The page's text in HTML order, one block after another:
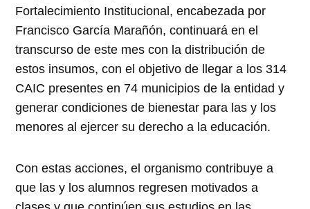
Fortalecimiento Institucional, encabezada por
Francisco García Marañón, continuará en el
transcurso de este mes con la distribución de
estos insumos, con el objetivo de llegar a los 314
CAIC presentes en 74 municipios de la entidad y
generar condiciones de bienestar para las y los
menores al ejercer su derecho a la educación.
Con estas acciones, el organismo contribuye a
que las y los alumnos regresen motivados a